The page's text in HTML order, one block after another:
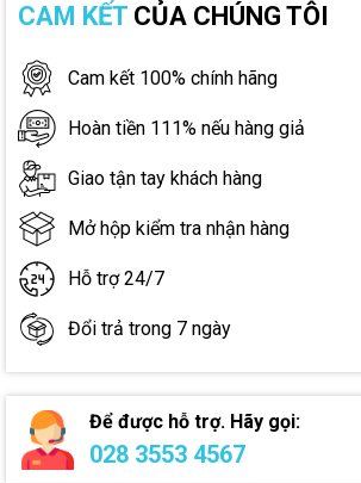
CAM KẾT CỦA CHÚNG TÔI
Cam kết 100% chính hãng
Hoàn tiền 111% nếu hàng giả
Giao tận tay khách hàng
Mở hộp kiểm tra nhận hàng
Hỗ trợ 24/7
Đổi trả trong 7 ngày
Để được hỗ trợ. Hãy gọi:
028 3553 4567